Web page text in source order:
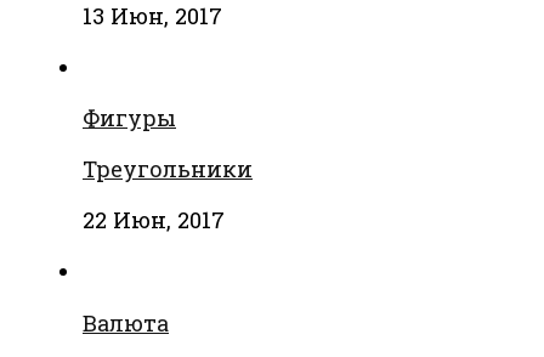
13 Июн, 2017
Фигуры
Треугольники
22 Июн, 2017
Валюта